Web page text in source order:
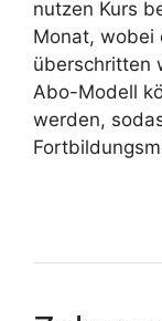
nutzen Kurs
Monat, wobei
überschritten
Abo-Modell
werden,